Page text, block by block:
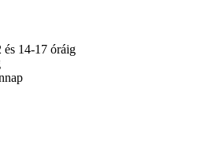
14-17 óráig